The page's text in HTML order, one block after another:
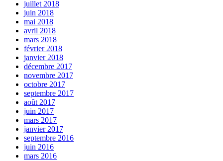
juillet 2018
juin 2018
mai 2018
avril 2018
mars 2018
février 2018
janvier 2018
décembre 2017
novembre 2017
octobre 2017
septembre 2017
août 2017
juin 2017
mars 2017
janvier 2017
septembre 2016
juin 2016
mars 2016